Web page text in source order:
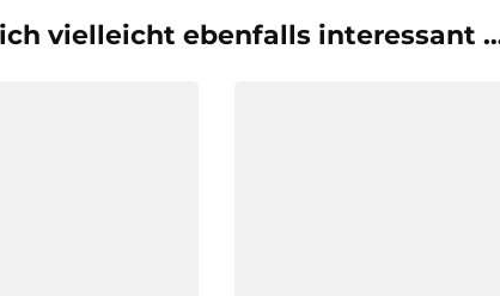
vielleicht ebenfalls interessant